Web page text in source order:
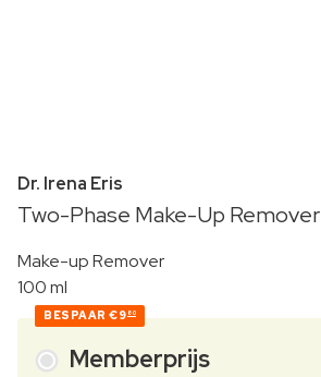
Dr. Irena Eris
Two-Phase Make-Up Remover
Make-up Remover
100 ml
BESPAAR €9 80
Memberprijs